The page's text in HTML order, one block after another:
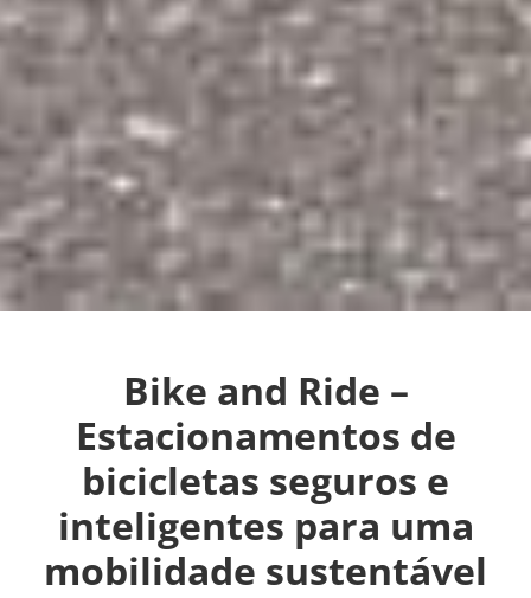
Bike and Ride –
Estacionamentos de
bicicletas seguros e
inteligentes para uma
mobilidade sustentável